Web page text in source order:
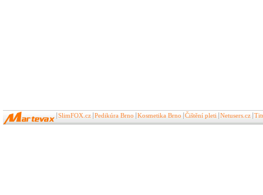
SlimFOX.cz Pedikúra Brno Kosmetika Brno Čištění pleti Netusers.cz